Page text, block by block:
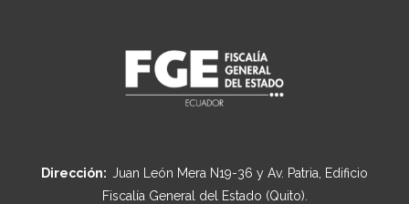
Dirección: Juan León Mera N19-36 y Av. Patria, Edificio
Fiscalía General del Estado (Quito).